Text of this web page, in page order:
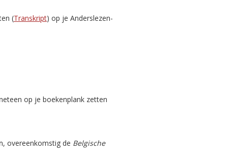
(Transkript) op je Anderslezen-
op je boekenplank zetten
overeenkomstig de Belgische